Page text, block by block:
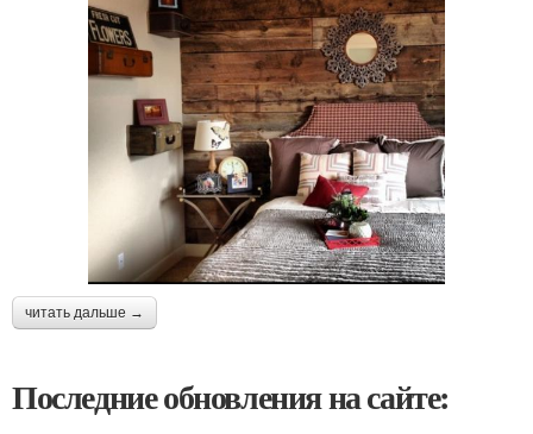
читать дальше →
Последние обновления на сайте: